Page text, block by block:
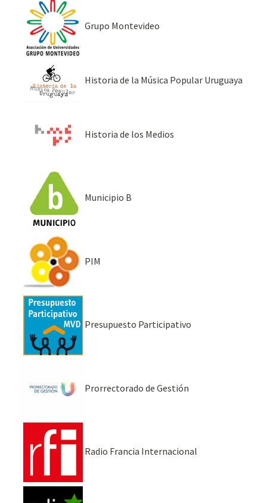
Grupo Montevideo
Historia de la Música Popular Uruguaya
Historia de los Medios
Municipio B
PIM
Presupuesto Participativo
Prorrectorado de Gestión
Radio Francia Internacional